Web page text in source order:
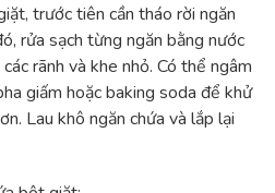
trước tiên cần tháo rời ngăn
rửa sạch từng ngăn bằng nước
rãnh và khe nhỏ. Có thể ngâm
giấm hoặc baking soda để khử
Lau khô ngăn chứa và lắp lại